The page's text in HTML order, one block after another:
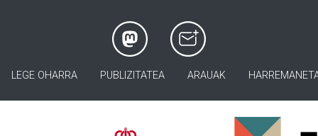
LEGE OHARRA PUBLIZITATEA ARAUAK